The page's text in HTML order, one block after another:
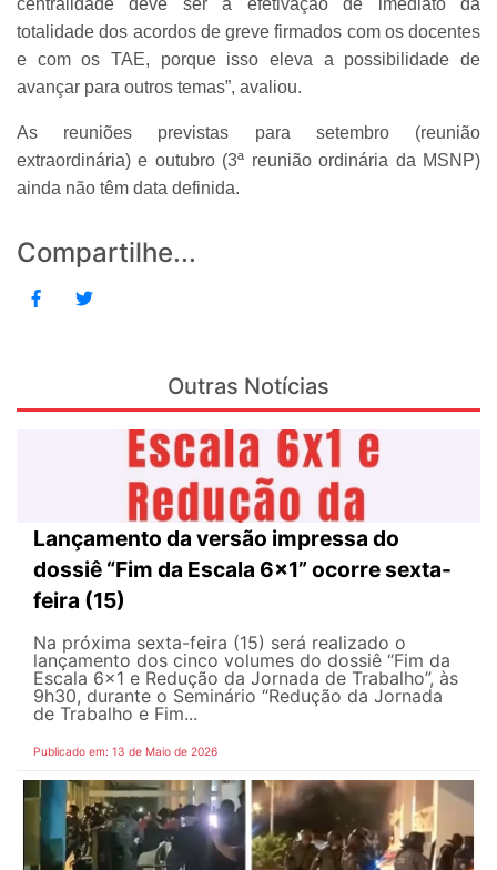
centralidade deve ser a efetivação de imediato da
totalidade dos acordos de greve firmados com os docentes
e com os TAE, porque isso eleva a possibilidade de
avançar para outros temas”, avaliou.
As reuniões previstas para setembro (reunião
extraordinária) e outubro (3ª reunião ordinária da MSNP)
ainda não têm data definida.
Compartilhe...
Outras Notícias
Lançamento da versão impressa do
dossiê “Fim da Escala 6×1” ocorre sexta-
feira (15)
Na próxima sexta-feira (15) será realizado o
lançamento dos cinco volumes do dossiê “Fim da
Escala 6×1 e Redução da Jornada de Trabalho”, às
9h30, durante o Seminário “Redução da Jornada
de Trabalho e Fim...
Publicado em: 13 de Maio de 2026